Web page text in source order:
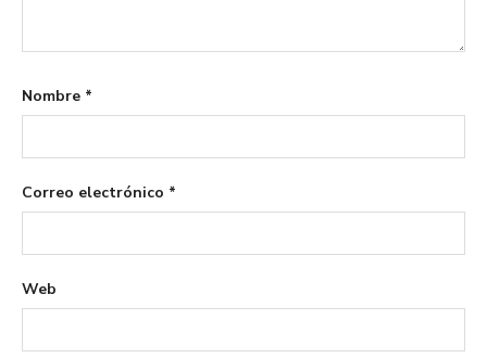
Nombre *
Correo electrónico *
Web